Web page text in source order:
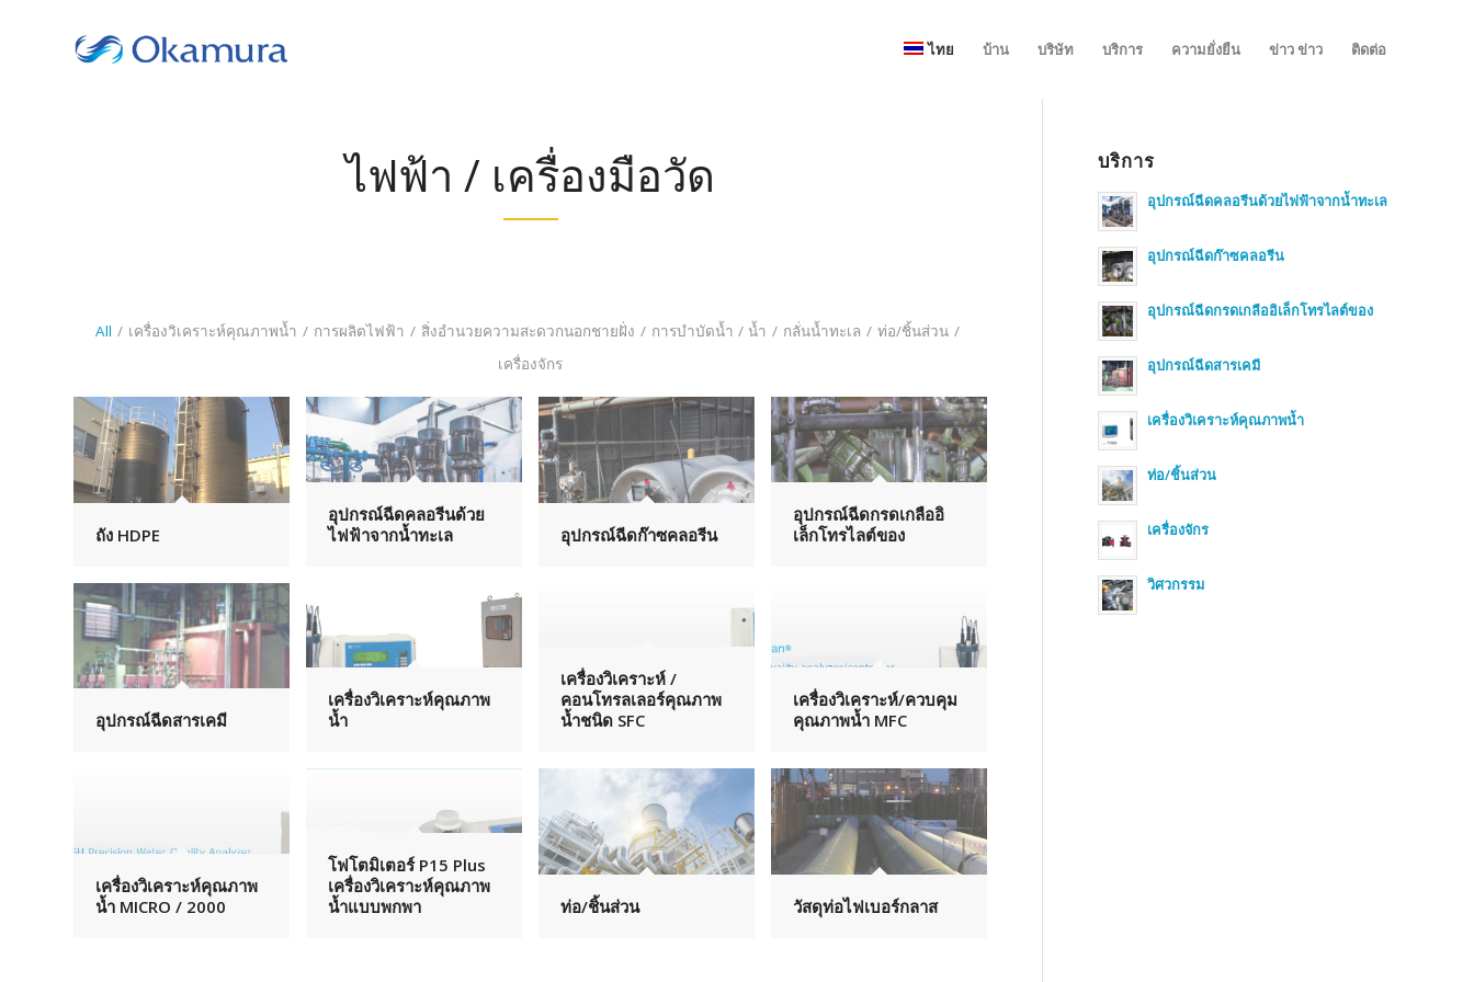
ไทย บ้าน บริษัท บริการ ความยั่งยืน ข่าว ข่าว ติดต่อ
ไฟฟ้า / เครื่องมือวัด
All / เครื่องวิเคราะห์คุณภาพน้ำ / การผลิตไฟฟ้า / สิ่งอำนวยความสะดวกนอกชายฝั่ง / การบำบัดน้ำ / น้ำ / กลั่นน้ำทะเล / ท่อ/ชิ้นส่วน /
เครื่องจักร
ถัง HDPE
อุปกรณ์ฉีดคลอรีนด้วย
ไฟฟ้าจากน้ำทะเล
อุปกรณ์ฉีดก๊าซคลอรีน
อุปกรณ์ฉีดกรดเกลืออิ
เล็กโทรไลต์ของ
อุปกรณ์ฉีดสารเคมี
เครื่องวิเคราะห์คุณภาพ
น้ำ
เครื่องวิเคราะห์ /
คอนโทรลเลอร์คุณภาพ
น้ำชนิด SFC
เครื่องวิเคราะห์/ควบคุม
คุณภาพน้ำ MFC
เครื่องวิเคราะห์คุณภาพ
น้ำ MICRO / 2000
โฟโตมิเตอร์ P15 Plus
เครื่องวิเคราะห์คุณภาพ
น้ำแบบพกพา
ท่อ/ชิ้นส่วน วัสดุท่อไฟเบอร์กลาส
บริการ
อุปกรณ์ฉีดคลอรีนด้วยไฟฟ้าจากน้ำทะเล
อุปกรณ์ฉีดก๊าซคลอรีน
อุปกรณ์ฉีดกรดเกลืออิเล็กโทรไลต์ของ
อุปกรณ์ฉีดสารเคมี
เครื่องวิเคราะห์คุณภาพน้ำ
ท่อ/ชิ้นส่วน
เครื่องจักร
วิศวกรรม